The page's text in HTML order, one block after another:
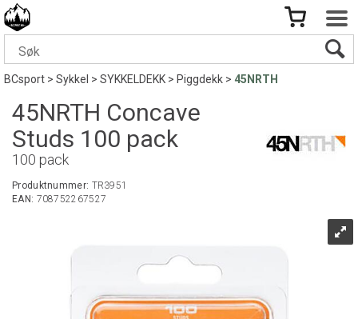
BCsport>Sykkel >SYKKELDEKK>Piggdekk>45NRTH
45NRTH Concave
Studs 100 pack
100 pack
Produktnummer: TR3951
EAN: 708752267527